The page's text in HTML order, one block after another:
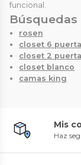
funcional.
rosen
closet 6
closet 2
closet blanco
camas king
Mis
Haz